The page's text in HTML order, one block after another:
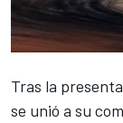
Tras la
se unió a su